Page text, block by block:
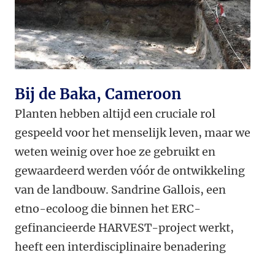
Bij de Baka, Cameroon
Planten hebben altijd een cruciale rol
gespeeld voor het menselijk leven, maar we
weten weinig over hoe ze gebruikt en
gewaardeerd werden vóór de ontwikkeling
van de landbouw. Sandrine Gallois, een
etno-ecoloog die binnen het ERC-
gefinancieerde HARVEST-project werkt,
heeft een interdisciplinaire benadering